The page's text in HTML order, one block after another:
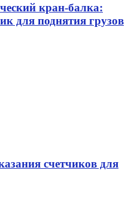
кран-балка:
для поднятия грузов
счетчиков для